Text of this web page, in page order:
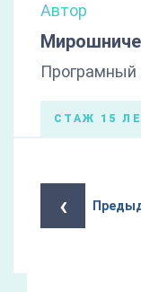
Автор
Програмный
СТАЖ 15
‹